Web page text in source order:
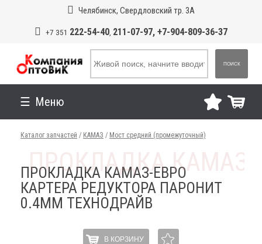
Челябинск, Свердловский тр. 3А
+7 351 222-54-40, 211-07-97, +7-904-809-36-37
ПОИСК
Меню
Каталог запчастей / КАМАЗ / Мост средний (промежуточный)
ПРОКЛАДКА КАМАЗ-ЕВРО
КАРТЕРА РЕДУКТОРА ПАРОНИТ
0.4ММ ТЕХНОДРАЙВ
В КОРЗИНУ